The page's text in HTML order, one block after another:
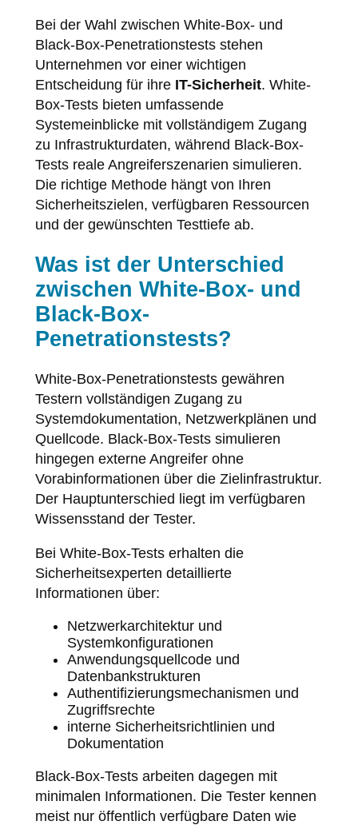
Bei der Wahl zwischen White-Box- und
Black-Box-Penetrationstests stehen
Unternehmen vor einer wichtigen
Entscheidung für ihre IT-Sicherheit. White-
Box-Tests bieten umfassende
Systemeinblicke mit vollständigem Zugang
zu Infrastrukturdaten, während Black-Box-
Tests reale Angreiferszenarien simulieren.
Die richtige Methode hängt von Ihren
Sicherheitszielen, verfügbaren Ressourcen
und der gewünschten Testtiefe ab.
Was ist der Unterschied
zwischen White-Box- und
Black-Box-
Penetrationstests?
White-Box-Penetrationstests gewähren
Testern vollständigen Zugang zu
Systemdokumentation, Netzwerkplänen und
Quellcode. Black-Box-Tests simulieren
hingegen externe Angreifer ohne
Vorabinformationen über die Zielinfrastruktur.
Der Hauptunterschied liegt im verfügbaren
Wissensstand der Tester.
Bei White-Box-Tests erhalten die
Sicherheitsexperten detaillierte
Informationen über:
Netzwerkarchitektur und
Systemkonfigurationen
Anwendungsquellcode und
Datenbankstrukturen
Authentifizierungsmechanismen und
Zugriffsrechte
interne Sicherheitsrichtlinien und
Dokumentation
Black-Box-Tests arbeiten dagegen mit
minimalen Informationen. Die Tester kennen
meist nur öffentlich verfügbare Daten wie